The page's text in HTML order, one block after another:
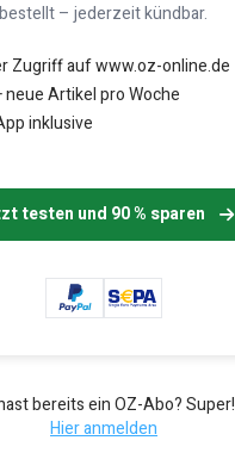
– jederzeit kündbar.
Zugriff auf www.oz-online.de
neue Artikel pro Woche
inklusive
testen und 90 % sparen
bereits ein OZ-Abo? Super!
Hier anmelden